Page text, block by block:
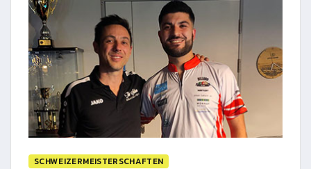
SCHWEIZERMEISTERSCHAFTEN